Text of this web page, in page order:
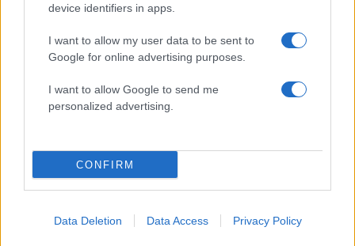
device identifiers in apps.
I want to allow my user data to be sent to
Google for online advertising purposes.
I want to allow Google to send me
personalized advertising.
CONFIRM
Data Deletion Data Access Privacy Policy